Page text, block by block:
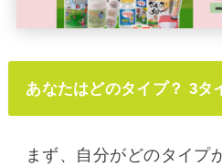
あなたはどのタイプ？ 3タ
まず、自分がどのタイプ